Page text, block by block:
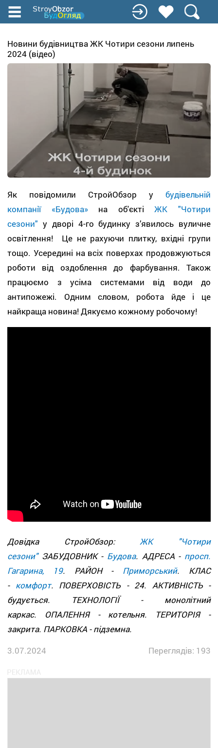
Перейти
содержанию
Новини будівництва ЖК Чотири сезони липень
2024 (відео)
Як повідомили СтройОбзор у будівельній
компанії «Будова»на об'єктіЖК "Чотири
сезони" у дворі 4-го будинку з’явилось вуличне
освітлення! Це не рахуючи плитку, вхідні групи
тощо. Усередині на всіх поверхах продовжуються
роботи від оздоблення до фарбування. Також
працюємо з усіма системами від води до
антипожежі. Одним словом, робота йде і це
найкраща новина! Дякуємо кожному робочому!
Довідка СтройОбзор:ЖК "Чотири
сезони"ЗАБУДОВНИК - Будова. АДРЕСА - просп.
Гагарина, 19. РАЙОН - Приморський. КЛАС
- комфорт. ПОВЕРХОВІСТЬ - 24. АКТИВНІСТЬ -
будується. ТЕХНОЛОГІЇ - монолітний
каркас. ОПАЛЕННЯ - котельня. ТЕРИТОРІЯ -
закрита. ПАРКОВКА - підземна.
3.07.2024
Переглядів: 193